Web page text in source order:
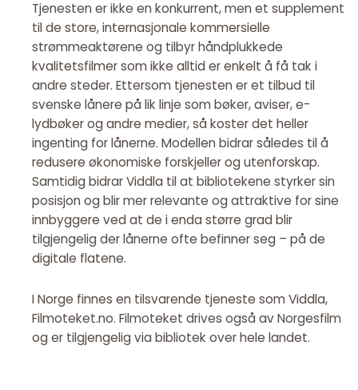
Tjenesten er ikke en konkurrent, men et supplement
til de store, internasjonale kommersielle
strømmeaktørene og tilbyr håndplukkede
kvalitetsfilmer som ikke alltid er enkelt å få tak i
andre steder. Ettersom tjenesten er et tilbud til
svenske lånere på lik linje som bøker, aviser, e-
lydbøker og andre medier, så koster det heller
ingenting for lånerne. Modellen bidrar således til å
redusere økonomiske forskjeller og utenforskap.
Samtidig bidrar Viddla til at bibliotekene styrker sin
posisjon og blir mer relevante og attraktive for sine
innbyggere ved at de i enda større grad blir
tilgjengelig der lånerne ofte befinner seg – på de
digitale flatene.
I Norge finnes en tilsvarende tjeneste som Viddla,
Filmoteket.no. Filmoteket drives også av Norgesfilm
og er tilgjengelig via bibliotek over hele landet.